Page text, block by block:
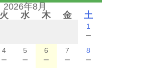
2026年8月
火 水 木 金 土
1
－
4
－
5
－
6
－
7
－
8
－